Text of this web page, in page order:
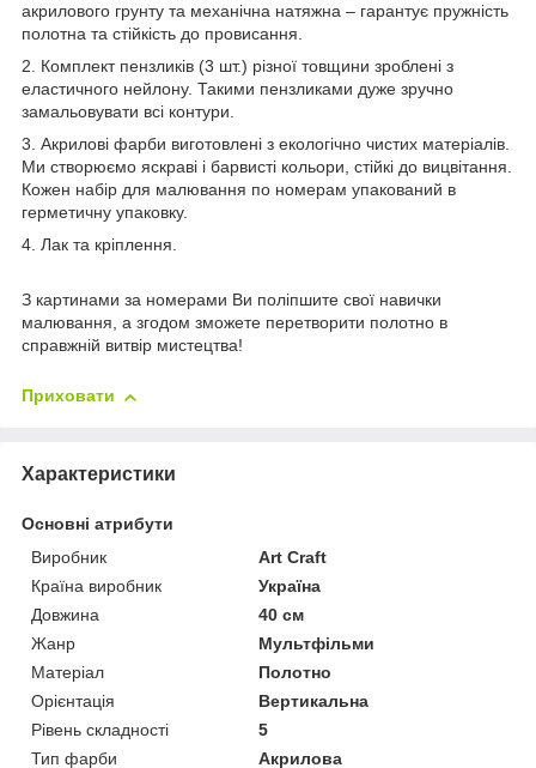
акрилового грунту та механічна натяжна – гарантує пружність
полотна та стійкість до провисання.
2. Комплект пензликів (3 шт.) різної товщини зроблені з
еластичного нейлону. Такими пензликами дуже зручно
замальовувати всі контури.
3. Акрилові фарби виготовлені з екологічно чистих матеріалів.
Ми створюємо яскраві і барвисті кольори, стійкі до вицвітання.
Кожен набір для малювання по номерам упакований в
герметичну упаковку.
4. Лак та кріплення.
З картинами за номерами Ви поліпшите свої навички
малювання, а згодом зможете перетворити полотно в
справжній витвір мистецтва!
Приховати
Характеристики
Основні атрибути
Виробник
Art Craft
Країна виробник
Україна
Довжина
40 см
Жанр
Мультфільми
Матеріал
Полотно
Орієнтація
Вертикальна
Рівень складності
5
Тип фарби
Акрилова